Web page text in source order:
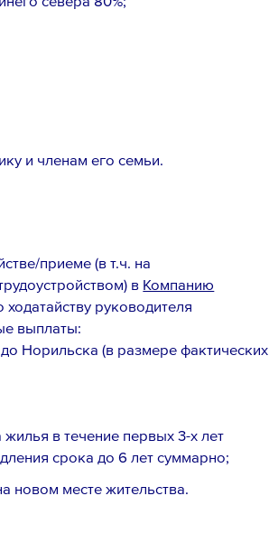
и членам его семьи.
приеме (в т.ч. на
в Компанию
руководителя
выплаты:
Норильска (в размере фактических
в течение первых 3-х лет
срока до 6 лет суммарно;
новом месте жительства.